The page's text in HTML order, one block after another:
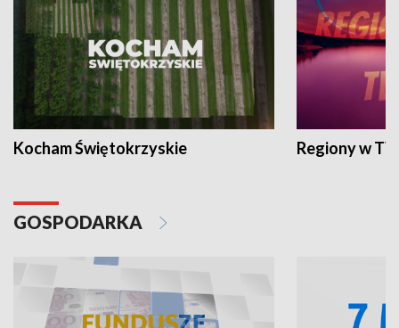
Kocham Świętokrzyskie Regiony w
GOSPODARKA